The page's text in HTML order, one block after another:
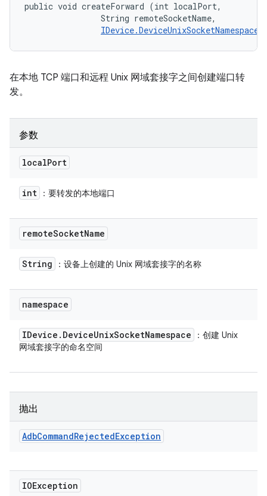
public void createForward (int localPort,
                String remoteSocketName,
IDevice.DeviceUnixSocketNamespace
在本地 TCP 端口和远程 Unix 网域套接字之间创建端口转
发。
参数
localPort
int ：要转发的本地端口
remoteSocketName
String ：设备上创建的 Unix 网域套接字的名称
namespace
IDevice . DeviceUnixSocketNamespace
：创建 Unix
网域套接字的命名空间
抛出
AdbCommandRejectedException
IOException